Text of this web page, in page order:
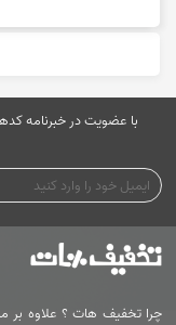
با عضویت در خبرنامه
چرا تخفیف هات ؟ علاوه بر